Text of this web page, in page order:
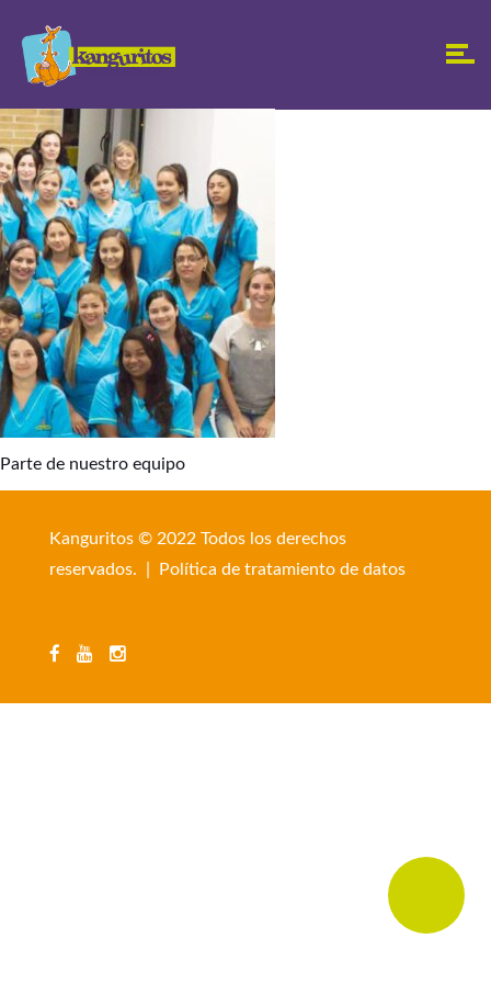
Parte de nuestro equipo
Kanguritos © 2022 Todos los derechos
reservados. |
Política de tratamiento de datos